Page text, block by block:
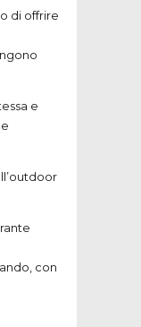
di offrire
e
con